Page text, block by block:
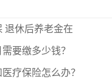
退休后养老金在
要缴多少钱？
疗保险怎么办？